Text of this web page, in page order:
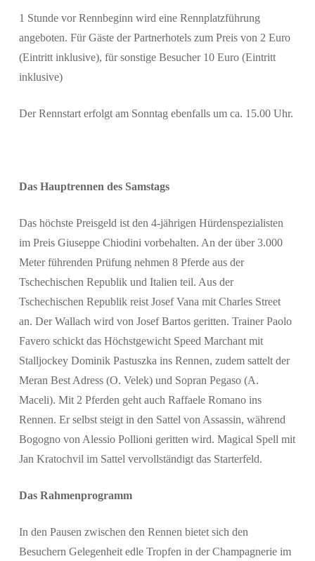
1 Stunde vor Rennbeginn wird eine Rennplatzführung
angeboten. Für Gäste der Partnerhotels zum Preis von 2 Euro
(Eintritt inklusive), für sonstige Besucher 10 Euro (Eintritt
inklusive)
Der Rennstart erfolgt am Sonntag ebenfalls um ca. 15.00 Uhr.
Das Hauptrennen des Samstags
Das höchste Preisgeld ist den 4-jährigen Hürdenspezialisten
im Preis Giuseppe Chiodini vorbehalten. An der über 3.000
Meter führenden Prüfung nehmen 8 Pferde aus der
Tschechischen Republik und Italien teil. Aus der
Tschechischen Republik reist Josef Vana mit Charles Street
an. Der Wallach wird von Josef Bartos geritten. Trainer Paolo
Favero schickt das Höchstgewicht Speed Marchant mit
Stalljockey Dominik Pastuszka ins Rennen, zudem sattelt der
Meran Best Adress (O. Velek) und Sopran Pegaso (A.
Maceli). Mit 2 Pferden geht auch Raffaele Romano ins
Rennen. Er selbst steigt in den Sattel von Assassin, während
Bogogno von Alessio Pollioni geritten wird. Magical Spell mit
Jan Kratochvil im Sattel vervollständigt das Starterfeld.
Das Rahmenprogramm
In den Pausen zwischen den Rennen bietet sich den
Besuchern Gelegenheit edle Tropfen in der Champagnerie im